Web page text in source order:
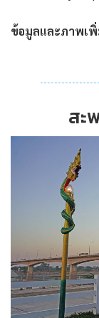
ข้อมูลและภาพเ
สะ